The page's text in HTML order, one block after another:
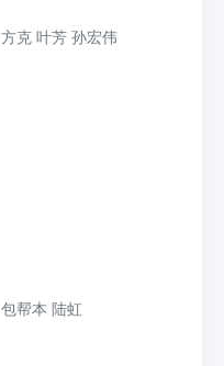
方克 叶芳 孙宏伟
包帮本 陆虹